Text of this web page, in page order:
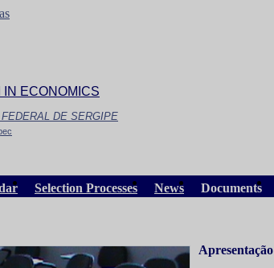
ECONOMICS
DE SERGIPE
Selection Processes News Documents
Apresentação